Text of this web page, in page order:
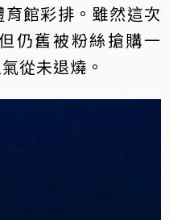
館彩排。雖然這次
仍舊被粉絲搶購一
從未退燒。